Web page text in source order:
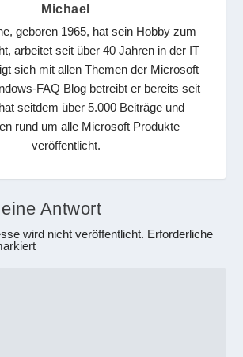
Michael
geboren 1965, hat sein Hobby zum
arbeitet seit über 40 Jahren in der IT
sich mit allen Themen der Microsoft
FAQ Blog betreibt er bereits seit
seitdem über 5.000 Beiträge und
rund um alle Microsoft Produkte
veröffentlicht.
Antwort
wird nicht veröffentlicht. Erforderliche